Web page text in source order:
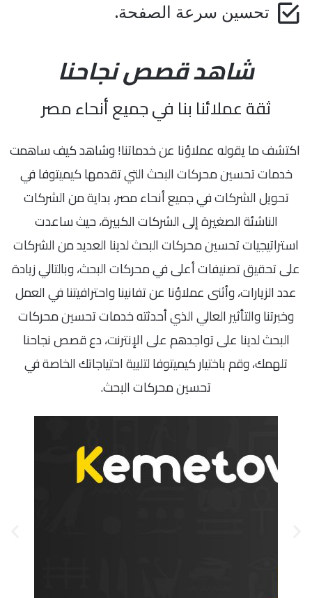
تحسين سرعة الصفحة.
شاهد قصص نجاحنا
ثقة عملائنا بنا في جميع أنحاء مصر
اكتشف ما يقوله عملاؤنا عن خدماتنا! وشاهد كيف ساهمت
خدمات تحسين محركات البحث التي تقدمها كيميتوفا في
تحويل الشركات في جميع أنحاء مصر، بداية من الشركات
الناشئة الصغيرة إلى الشركات الكبيرة، حيث ساعدت
استراتيجيات تحسين محركات البحث لدينا العديد من الشركات
على تحقيق تصنيفات أعلى في محركات البحث، وبالتالي زيادة
عدد الزيارات، وأثنى عملاؤنا عن تفانينا واحترافيتنا في العمل
وخبرتنا والتأثير العالي الذي أحدثته خدمات تحسين محركات
البحث لدينا على تواجدهم على الإنترنت، دع قصص نجاحنا
تلهمك، وقم باختيار كيميتوفا لتلبية احتياجاتك الخاصة في
تحسين محركات البحث.
تفاصبل المشروع